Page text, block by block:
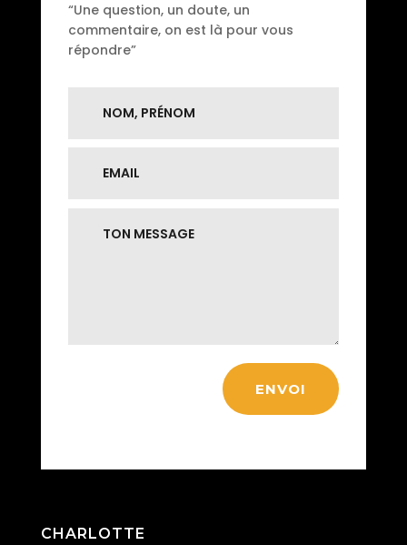
“Une question, un doute, un
commentaire, on est là pour vous
répondre”
ENVOI
CHARLOTTE